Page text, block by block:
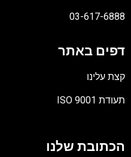
03-617-6888
דפים באתר
קצת עלינו
תעודת ISO 9001
PDF
הכתובת שלנו